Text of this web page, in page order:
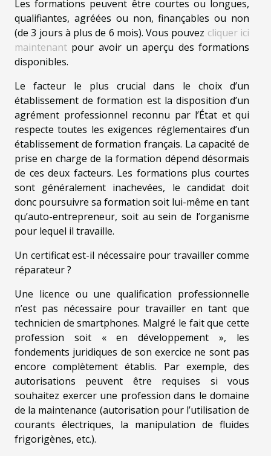
Les formations peuvent être courtes ou longues,
qualifiantes, agréées ou non, finançables ou non
(de 3 jours à plus de 6 mois). Vous pouvez cliquer ici
maintenant pour avoir un aperçu des formations
disponibles.
Le facteur le plus crucial dans le choix d’un
établissement de formation est la disposition d’un
agrément professionnel reconnu par l’État et qui
respecte toutes les exigences réglementaires d’un
établissement de formation français. La capacité de
prise en charge de la formation dépend désormais
de ces deux facteurs. Les formations plus courtes
sont généralement inachevées, le candidat doit
donc poursuivre sa formation soit lui-même en tant
qu’auto-entrepreneur, soit au sein de l’organisme
pour lequel il travaille.
Un certificat est-il nécessaire pour travailler comme
réparateur ?
Une licence ou une qualification professionnelle
n’est pas nécessaire pour travailler en tant que
technicien de smartphones. Malgré le fait que cette
profession soit « en développement », les
fondements juridiques de son exercice ne sont pas
encore complètement établis. Par exemple, des
autorisations peuvent être requises si vous
souhaitez exercer une profession dans le domaine
de la maintenance (autorisation pour l’utilisation de
courants électriques, la manipulation de fluides
frigorigènes, etc.).